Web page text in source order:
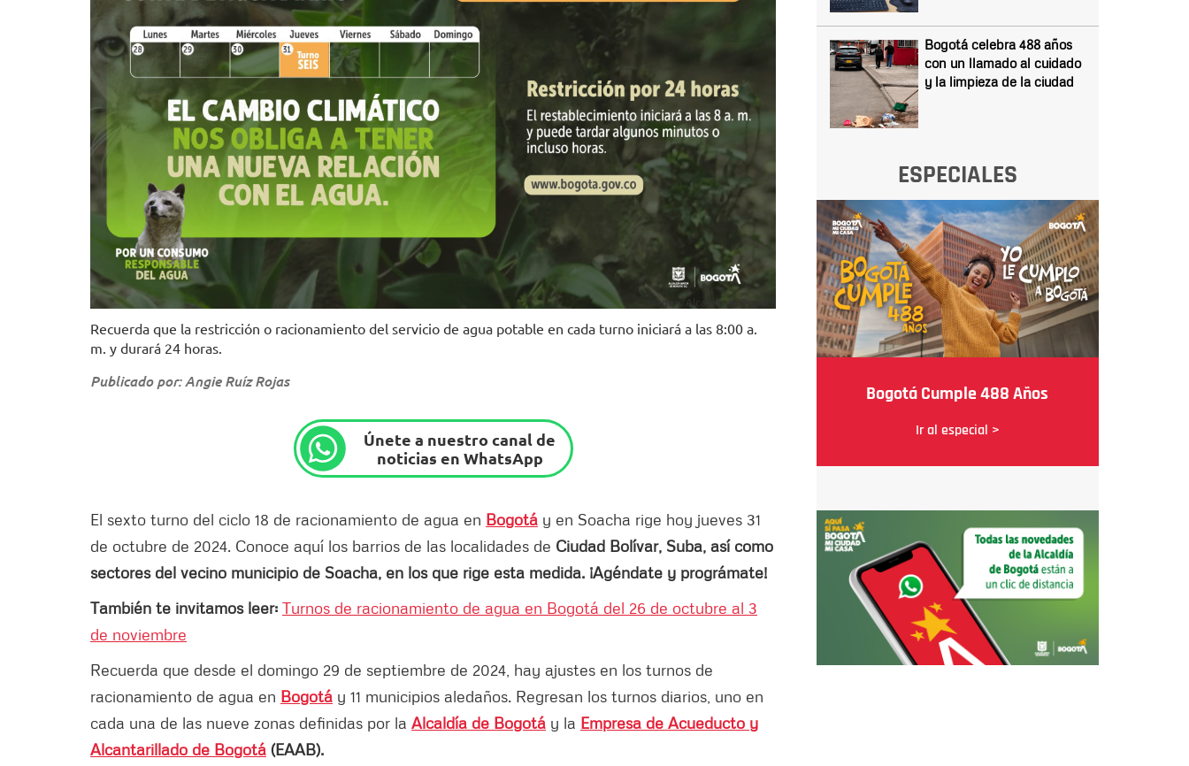
Imagen: Alcaldía de Bogotá
Recuerda que la restricción o racionamiento del servicio de agua potable en cada turno iniciará a las 8:00 a.
m. y durará 24 horas.
Publicado por: Angie Ruíz Rojas
Únete a nuestro canal de
noticias en WhatsApp
El sexto turno del ciclo 18 de racionamiento de agua en Bogotá y en Soacha rige hoy jueves 31
de octubre de 2024. Conoce aquí los barrios de las localidades de Ciudad Bolívar, Suba, así como
sectores del vecino municipio de Soacha, en los que rige esta medida. ¡Agéndate y prográmate!
También te invitamos leer: Turnos de racionamiento de agua en Bogotá del 26 de octubre al 3
de noviembre
Recuerda que desde el domingo 29 de septiembre de 2024, hay ajustes en los turnos de
racionamiento de agua en Bogotá y 11 municipios aledaños. Regresan los turnos diarios, uno en
cada una de las nueve zonas definidas por la Alcaldía de Bogotá y la Empresa de Acueducto y
Alcantarillado de Bogotá (EAAB).
Bogotá celebra 488 años
con un llamado al cuidado
y la limpieza de la ciudad
ESPECIALES
Bogotá Cumple 488 Años
Ir al especial >